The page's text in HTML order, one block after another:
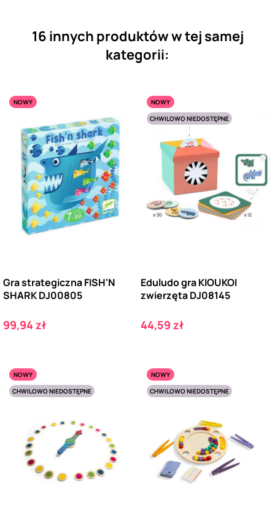
16 innych produktów w tej samej
kategorii:
NOWY
Gra strategiczna FISH'N
SHARK DJ00805
Cena
99,94 zł
NOWY
CHWILOWO NIEDOSTĘPNE
Eduludo gra KIOUKOI
zwierzęta DJ08145
Cena
44,59 zł
NOWY
CHWILOWO NIEDOSTĘPNE
NOWY
CHWILOWO NIEDOSTĘPNE